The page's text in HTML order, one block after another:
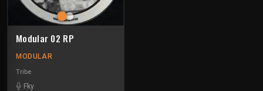
Modular 02 RP
MODULAR
Tribe
Fky